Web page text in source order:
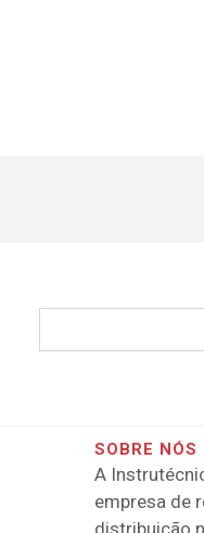
SOBRE NÓS
A
empresa de